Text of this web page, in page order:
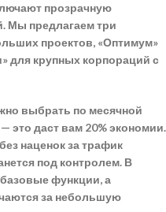
прозрачную
Мы предлагаем три
проектов, «Оптимум»
для крупных корпораций с
выбрать по месячной
это даст вам 20% экономии.
наценок за трафик
под контролем. В
функции, а
за небольшую